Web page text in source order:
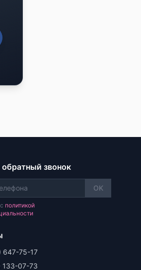
обратный звонок
OK
политикой
647-75-17
133-07-73